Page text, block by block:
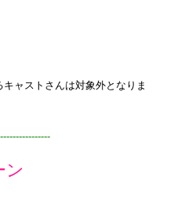
ャストさんは対象外となりま
ン